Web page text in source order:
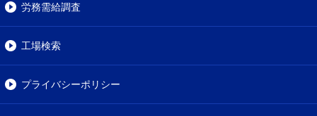
労務需給調査
工場検索
プライバシーポリシー